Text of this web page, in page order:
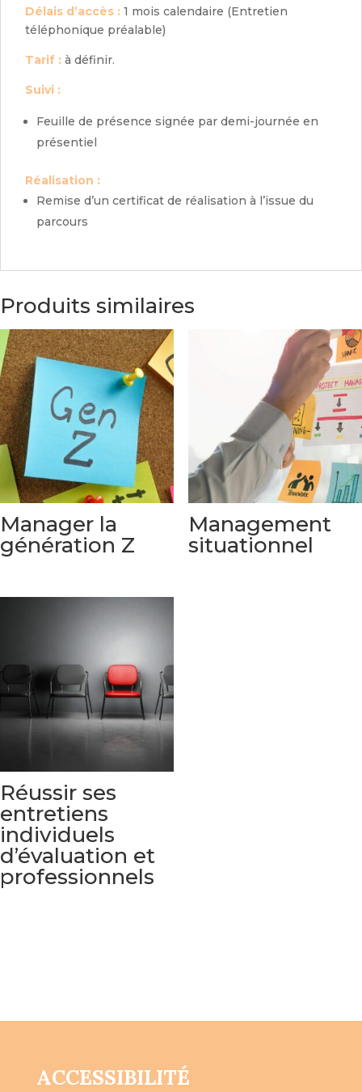
Délais d’accès : 1 mois calendaire (Entretien
téléphonique préalable)
Tarif : à définir.
Suivi :
Feuille de présence signée par demi-journée en
présentiel
Réalisation :
Remise d’un certificat de réalisation à l’issue du
parcours
Produits similaires
Manager la
génération Z
Management
situationnel
Réussir ses
entretiens
individuels
d’évaluation et
professionnels
ACCESSIBILITÉ